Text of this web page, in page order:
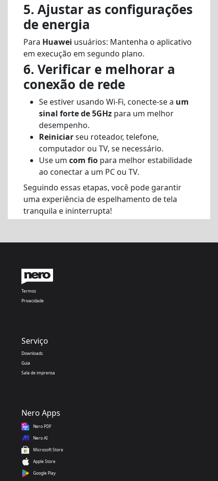
5. Ajustar as configurações
de energia
Para Huawei usuários: Mantenha o aplicativo
em execução em segundo plano.
6. Verificar e melhorar a
conexão de rede
Se estiver usando Wi-Fi, conecte-se a um
sinal forte de 5GHz para um melhor
desempenho.
Reiniciarseu roteador, telefone,
computador ou TV, se necessário.
Use um com fio para melhor estabilidade
ao conectar a um PC ou TV.
Seguindo essas etapas, você pode garantir
uma experiência de espelhamento de tela
tranquila e ininterrupta!
Termos
Privacidade
Serviço
Downloads
Guia
Sala de imprensa
Nero Apps
Nero PDF
Nero AI
Microsoft Store
Apple Store
Google Play